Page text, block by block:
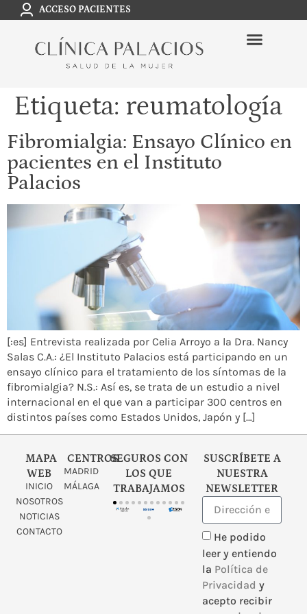
ACCESO PACIENTES
Etiqueta: reumatología
Fibromialgia: Ensayo Clínico en
pacientes en el Instituto
Palacios
[:es] Entrevista realizada por Celia Arroyo a la Dra. Nancy
Salas C.A.: ¿El Instituto Palacios está participando en un
ensayo clínico para el tratamiento de los síntomas de la
fibromialgia? N.S.: Así es, se trata de un estudio a nivel
internacional en el que van a participar 300 centros en
distintos países como Estados Unidos, Japón y […]
MAPA
WEB
INICIO
NOSOTROS
NOTICIAS
CONTACTO
CENTROS
MADRID
MÁLAGA
SEGUROS CON
LOS QUE
TRABAJAMOS
SUSCRÍBETE A
NUESTRA
NEWSLETTER
He podido
leer y entiendo
la Política de
Privacidad y
acepto recibir